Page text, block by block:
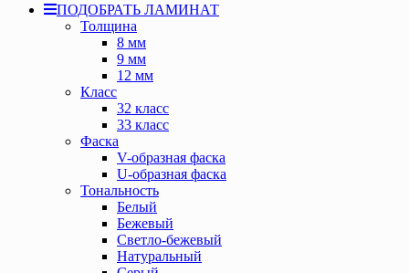
ПОДОБРАТЬ ЛАМИНАТ
Толщина
8 мм
9 мм
12 мм
Класс
32 класс
33 класс
Фаска
V-образная фаска
U-образная фаска
Тональность
Белый
Бежевый
Светло-бежевый
Натуральный